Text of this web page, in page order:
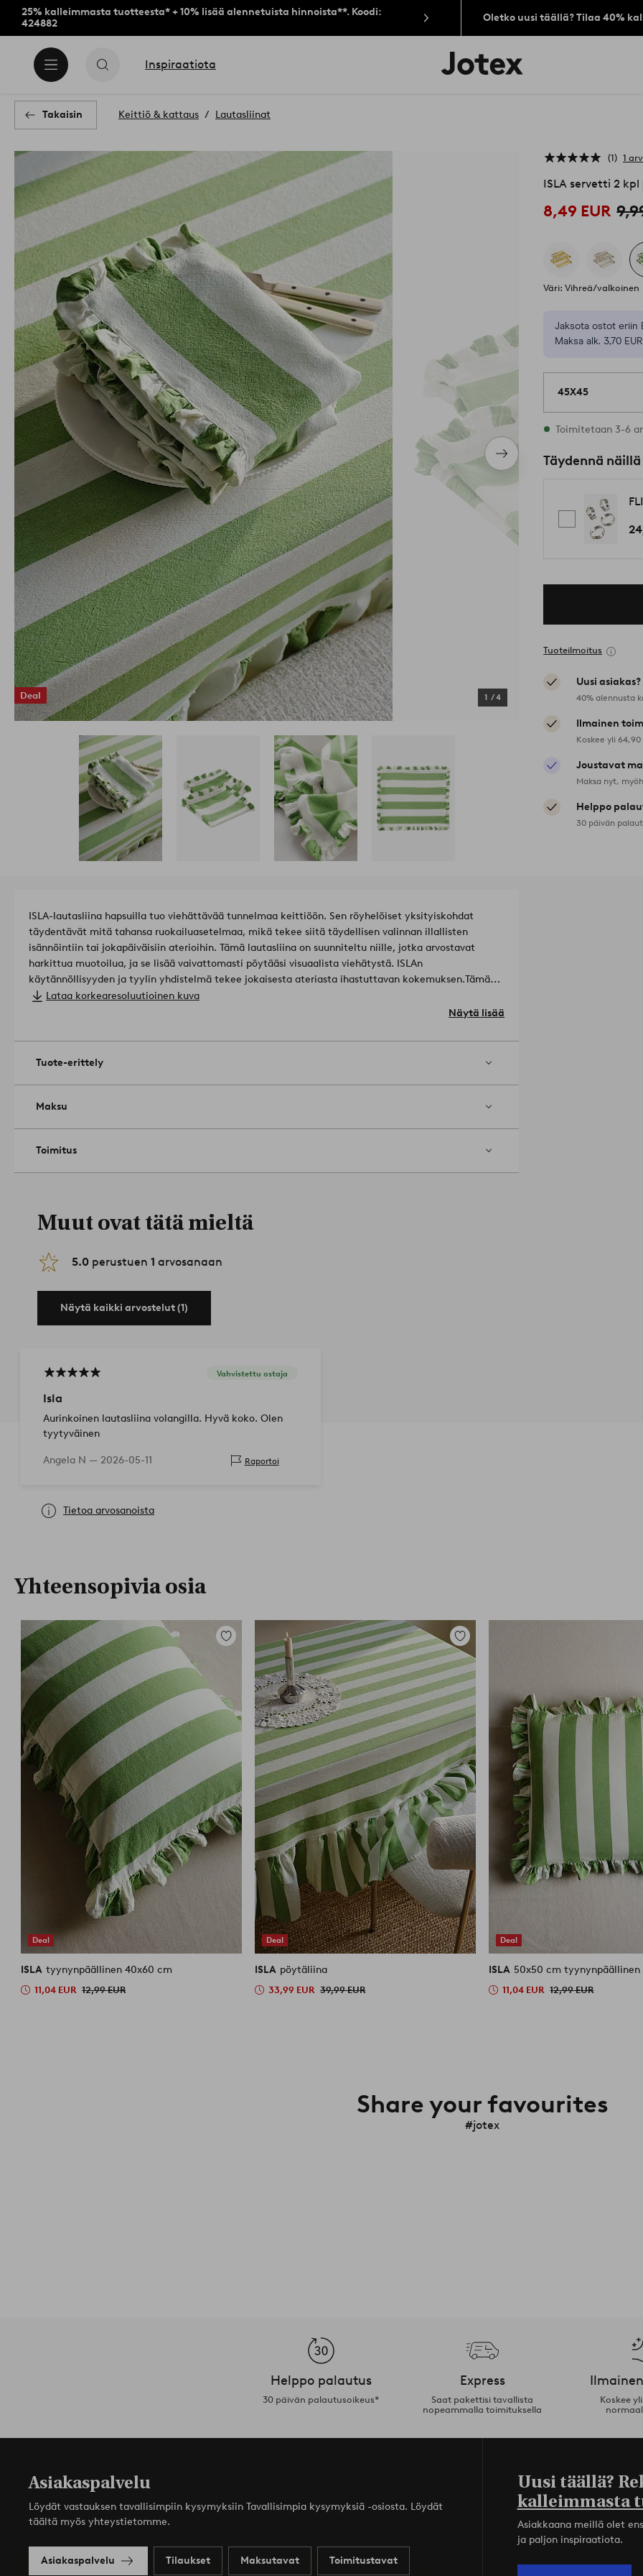
25% kalleimmasta tuotteesta* + 10% lisää alennetuista hinnoista**. Koodi:
424882
Oletko uusi täällä? Tilaa 40%
Inspiraatiota
Jotex-
logo
Takaisin Keittiö & kattaus Lautasliinat
Seuraava
tuote
Deal 1 /4
1 1
ISLA servetti 2
8,49 EUR
Väri: Vihreä/valkoinen
Jaksota ostot eriin
Maksa alk. 3,70
45X45
Varastossa
Toimitetaan 3-6
Täydennä näillä
Tuoteilmoitus
Uusi asiakas?
40% alennusta
Ilmainen
Koskee yli
Joustavat
Maksa nyt,
Helppo
30 päivän
ISLA-lautasliina hapsuilla tuo viehättävää tunnelmaa keittiöön. Sen röyhelöiset yksityiskohdat
täydentävät mitä tahansa ruokailuasetelmaa, mikä tekee siitä täydellisen valinnan illallisten
isännöintiin tai jokapäiväisiin aterioihin. Tämä lautasliina on suunniteltu niille, jotka arvostavat
harkittua muotoilua, ja se lisää vaivattomasti pöytääsi visuaalista viehätystä. ISLAn
käytännöllisyyden ja tyylin yhdistelmä tekee jokaisesta ateriasta ihastuttavan kokemuksen.Tämä
kangas on telakalla värjätty. Lankavärjätty kangas tarkoittaa, että lanka värjätään ennen kudontaa,
Materiaali: 100% Puuvilla.
Askartelutekniikka: lankavärjätty.
Paino: 205 g/m².
Ei rumpukuivausta. Silitys korkealla lämpötilalla (max 200ºC). Konepesu 40 °C. Älä
Lataa korkearesoluutioinen kuva
Näytä lisää
Tuote-erittely
Maksu
Toimitus
Muut ovat tätä mieltä
5.0 perustuen 1 arvosanaan
Näytä kaikki arvostelut (1)
Vahvistettu ostaja
Isla
Aurinkoinen lautasliina volangilla. Hyvä koko. Olen
tyytyväinen
Angela N — 2026-05-11 Raportoi
Tietoa arvosanoista
Yhteensopivia osia
Deal
Lisää
suosikkeihin
ISLA tyynynpäällinen 40x60 cm
11,04 EUR 12,99 EUR
Deal
Lisää
suosikkeihin
ISLA pöytäliina
33,99 EUR 39,99 EUR
Deal
ISLA 50x50 cm tyynynpäällinen
11,04 EUR 12,99 EUR
Share your favourites
#jotex
Helppo palautus
30 päivän palautusoikeus*
Express
Saat pakettisi tavallista
nopeammalla toimituksella
Koskee
Asiakaspalvelu
Löydät vastauksen tavallisimpiin kysymyksiin Tavallisimpia kysymyksiä -osiosta. Löydät
täältä myös yhteystietomme.
Asiakaspalvelu Tilaukset Maksutavat Toimitustavat
Uusi täällä?
kalleimmasta
Asiakkaana meillä olet
ja paljon inspiraatiota.